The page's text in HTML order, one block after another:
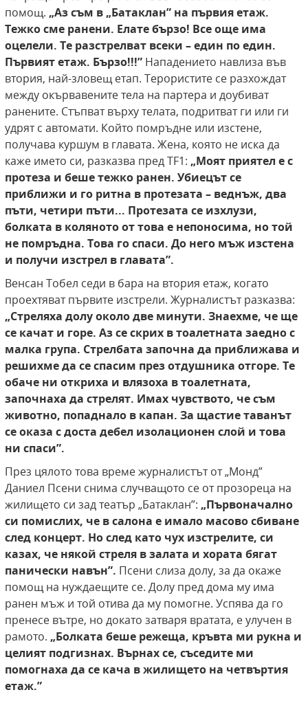
помощ. „Аз съм в „Батаклан” на първия етаж.
Тежкосме ранени. Елате бързо! Все още има
оцелели. Те разстрелват всеки – един по един.
Първиятетаж. Бързо!!!” Нападението навлиза във
втория, най-зловещ етап. Терористите се разхождат
между окървавените тела на партера и доубиват
ранените. Стъпват върху телата, подритват ги или ги
удрят с автомати. Който помръдне или изстене,
получава куршум в главата. Жена, която не иска да
каже името си, разказва пред TF1: „Моят приятел е с
протеза и беше тежко ранен. Убиецът се
приближи и го ритна в протезата – веднъж, два
пъти, четири пъти... Протезата се изхлузи,
болката в коляното от това е непоносима, но той
не помръдна. Това го спаси. До него мъж изстена
и получи изстрел в главата”.
Венсан Тобел седи в бара на втория етаж, когато
проехтяват първите изстрели. Журналистът разказва:
„Стреляха долу около две минути. Знаехме, че ще
се качат и горе. Аз се скрих в тоалетната заедно с
малка група. Стрелбата започна да приближава и
решихме да се спасим през отдушника отгоре. Те
обаче ни откриха и влязоха в тоалетната,
започнаха да стрелят. Имах чувството, че съм
животно, попаднало в капан. За щастие таванът
се оказа с доста дебел изолационен слой и това
ни спаси”.
През цялото това време журналистът от „Монд”
Даниел Псени снима случващото се от прозореца на
жилището си зад театър „Батаклан”: „Първоначално
си помислих, че в салона е имало масово сбиване
след концерт. Но след като чух изстрелите, си
казах, че някой стреля в залата и хората бягат
панически навън”. Псени слиза долу, за да окаже
помощ на нуждаещите се. Долу пред дома му има
ранен мъж и той отива да му помогне. Успява да го
пренесе вътре, но докато затваря вратата, е улучен в
рамото. „Болката беше режеща, кръвта ми рукна и
целият подгизнах. Върнах се, съседите ми
помогнаха да се кача в жилището на четвъртия
етаж.”